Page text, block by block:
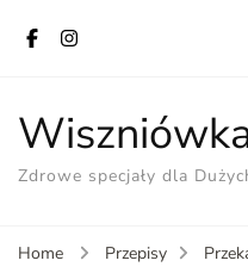
Zdrowe specjały dla
Home Przepisy